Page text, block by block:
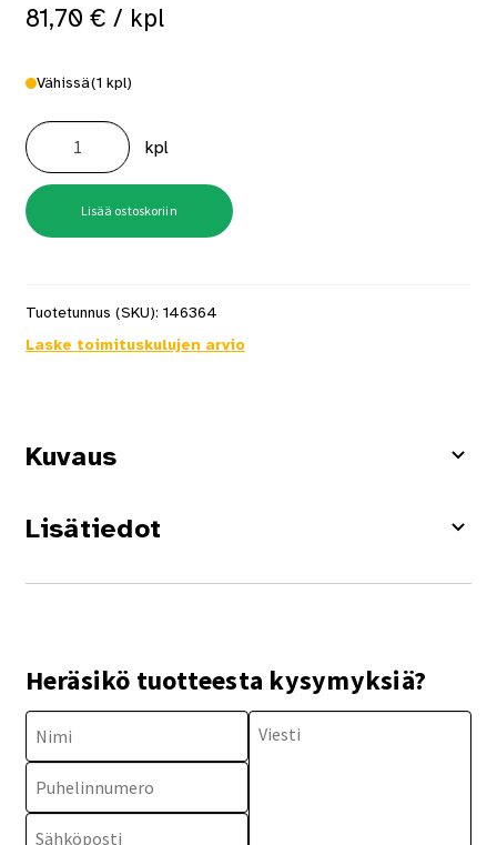
81,70 € / kpl
Vähissä(1 kpl)
Putkipihdit
Bahco
Ergo
1420
määrä
kpl
Lisää ostoskoriin
Tuotetunnus (SKU): 146364
Laske toimituskulujen arvio
Kuvaus
Lisätiedot
Heräsikö tuotteesta kysymyksiä?